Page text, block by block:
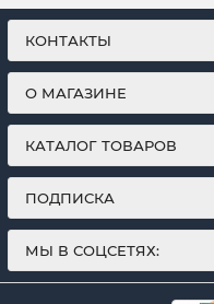
КОНТАКТЫ
О МАГАЗИНЕ
КАТАЛОГ ТОВАРОВ
ПОДПИСКА
МЫ В СОЦСЕТЯХ: